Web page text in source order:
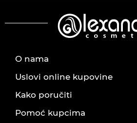
O nama
Uslovi online kupovine
Kako poručiti
Pomoć kupcima